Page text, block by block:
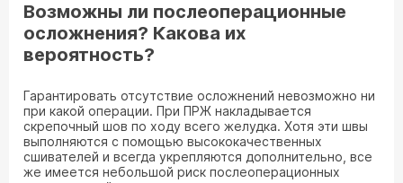
Возможны ли послеоперационные
осложнения? Какова их
вероятность?
Гарантировать отсутствие осложнений невозможно ни
при какой операции. При ПРЖ накладывается
скрепочный шов по ходу всего желудка. Хотя эти швы
выполняются с помощью высококачественных
сшивателей и всегда укрепляются дополнительно, все
же имеется небольшой риск послеоперационных